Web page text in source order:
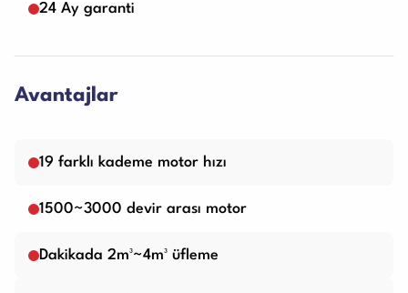
24 Ay garanti
Avantajlar
19 farklı kademe motor hızı
1500~3000 devir arası motor
Dakikada 2m³~4m³ üfleme